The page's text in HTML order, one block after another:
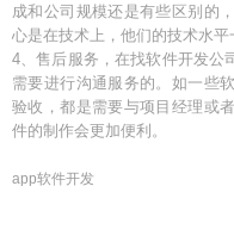
成和公司规模还是有些区别的
心是在技术上，他们的技术水平
4、售后服务，在找软件开发公
需要进行沟通服务的。如一些
验收，都是需要与项目经理或
件的制作会更加便利。
app软件开发